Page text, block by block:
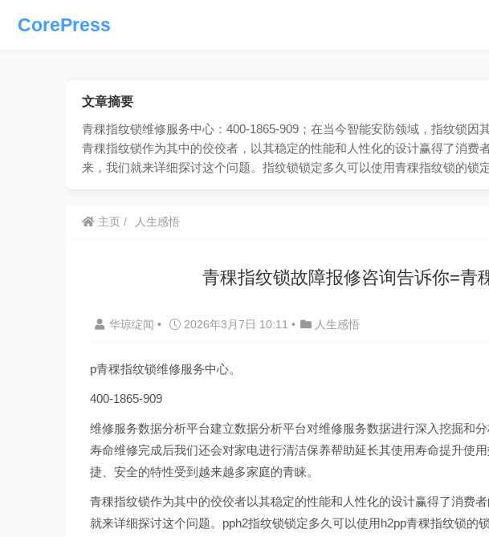
CorePress
文章摘要
青稞指纹锁维修服务中心：400-1865-909；在当今智能安防领域，指纹锁因
青稞指纹锁作为其中的佼佼者，以其稳定的性能和人性化的设计赢得了消费
来，我们就来详细探讨这个问题。指纹锁锁定多久可以使用青稞指纹锁的锁
主页 人生感悟
青稞指纹锁故障报修咨询告诉你=青
华琼绽闻 • 2026年3月7日 10:11 • 人生感悟
p青稞指纹锁维修服务中心。
400-1865-909
维修服务数据分析平台建立数据分析平台对维修服务数据进行深入挖掘和
寿命维修完成后我们还会对家电进行清洁保养帮助延长其使用寿命提升使
捷、安全的特性受到越来越多家庭的青睐。
青稞指纹锁作为其中的佼佼者以其稳定的性能和人性化的设计赢得了消费
就来详细探讨这个问题。pph2指纹锁锁定多久可以使用h2pp青稞指纹锁的